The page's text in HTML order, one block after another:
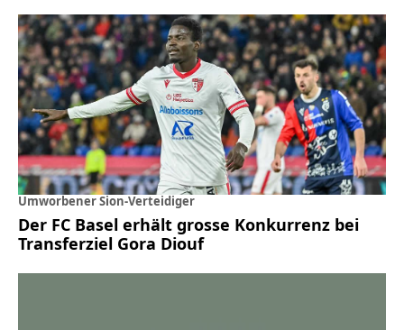
Umworbener Sion-Verteidiger
Der FC Basel erhält grosse Konkurrenz bei
Transferziel Gora Diouf